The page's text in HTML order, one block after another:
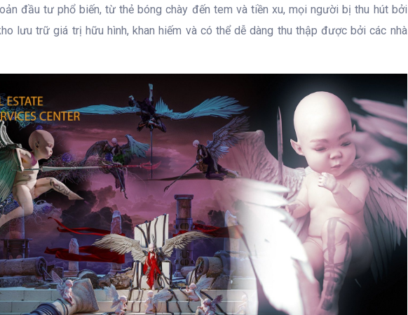
đầu tư phổ biến, từ thẻ bóng chày đến tem và tiền xu, mọi người bị thu hút bởi
lưu trữ giá trị hữu hình, khan hiếm và có thể dễ dàng thu thập được bởi các nhà